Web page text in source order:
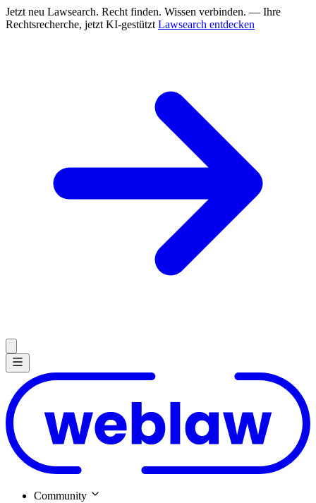
Jetzt neu Lawsearch. Recht finden. Wissen verbinden. — Ihre
Rechtsrecherche, jetzt KI-gestützt Lawsearch entdecken
Community